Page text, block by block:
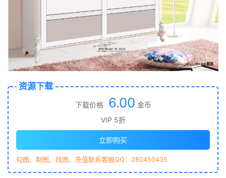
资源下载
下载价格 6.00 金币
VIP 5折
立即购买
勾图、制图、找图、充值联系客服QQ：280450435